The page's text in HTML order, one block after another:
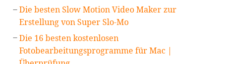
Die besten Slow Motion Video Maker zur
Erstellung von Super Slo-Mo
Die 16 besten kostenlosen
Fotobearbeitungsprogramme für Mac |